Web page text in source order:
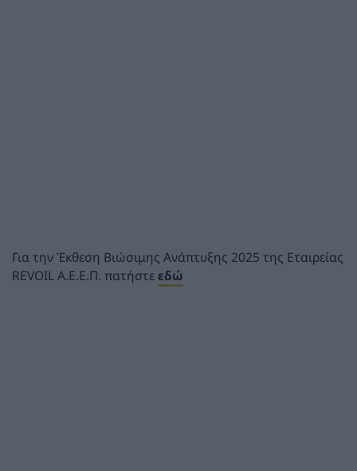
Για την Έκθεση Βιώσιμης Ανάπτυξης 2025 της Εταιρείας
REVOIL Α.Ε.Ε.Π. πατήστεεδώ